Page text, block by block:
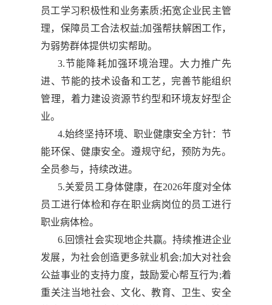
员工学习积极性和业务素质;拓宽企业民主管
理，保障员工合法权益;加强帮扶解困工作，
为弱势群体提供切实帮助。
3.节能降耗加强环境治理。大力推广先
进、节能的技术设备和工艺，完善节能组织
管理，着力建设资源节约型和环境友好型企
业。
4.始终坚持环境、职业健康安全方针：节
能环保、健康安全。遵规守纪，预防为先。
全员参与，持续改进。
5.关爱员工身体健康，在2026年度对全体
员工进行体检和存在职业病岗位的员工进行
职业病体检。
6.回馈社会实现地企共赢。持续推进企业
发展，为社会创造更多就业机会;加大对社会
公益事业的支持力度，鼓励爱心帮互行为;着
重关注当地社会、文化、教育、卫生、安全